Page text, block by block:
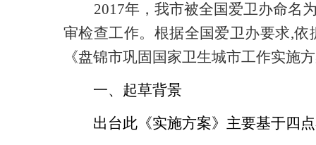
2017年，我市被全国爱卫办命名
审检查工作。根据全国爱卫办要求,依
《盘锦市巩固国家卫生城市工作实施
一、起草背景
出台此 《实施方案》主要基于四